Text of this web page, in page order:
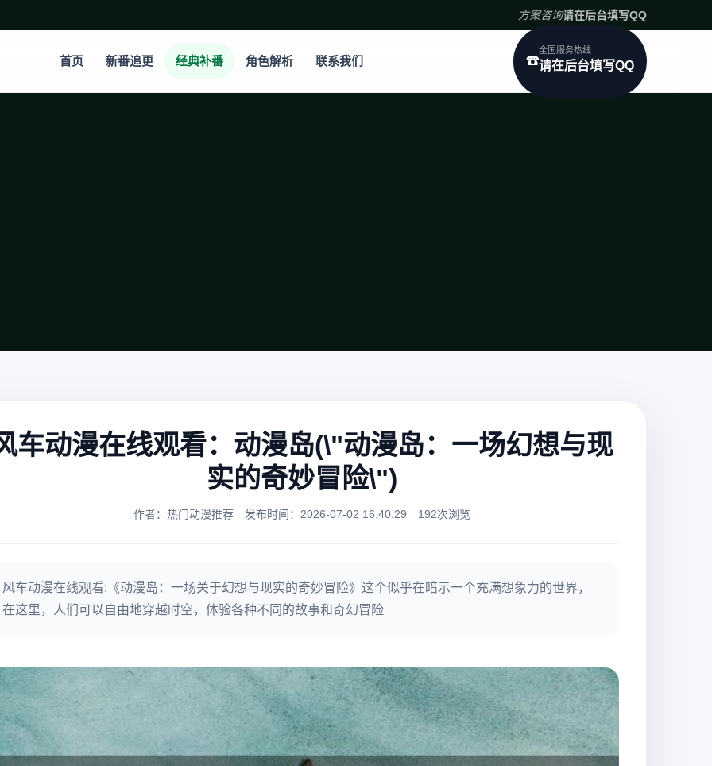
方案咨询请在后台填写QQ
首页 新番追更 经典补番 角色解析 联系我们 ☎
全国服务热线
请在后台填写QQ
车动漫在线观看：动漫岛(\"动漫岛：一场幻想与现
实的奇妙冒险\")
作者：热门动漫推荐 发布时间：2026-07-02 16:40:29 192次浏览
风车动漫在线观看:《动漫岛：一场关于幻想与现实的奇妙冒险》这个似乎在暗示一个充满想象力的世界，
在这里，人们可以自由地穿越时空，体验各种不同的故事和奇幻冒险